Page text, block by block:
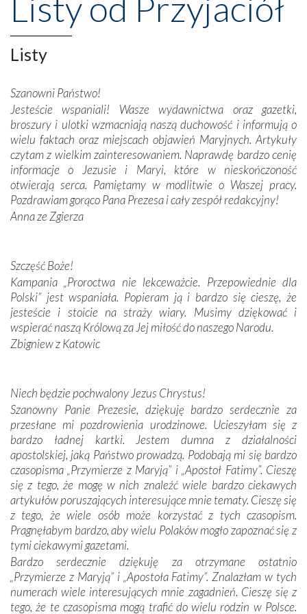
przeniosły nas do czasów, gdy świątynie bez wątpienia
wznoszono na chwałę Bożą, na przykład – w podzięce za
Opatrznościową pomoc w wygranej bitwie o
niepodległość kraju. Zachwyt budziła potężna, a zarazem
misterna architektura tych monumentalnych dzieł,
połączenie talentów z wytrwałością i pracowitością
budowniczych.
Podążyliśmy też śladami fatimskich wizjonerów – Łucji
dos Santos oraz świętych Hiacynty i Franciszka Marto.
Modliliśmy się przy ich grobach. Odprawiliśmy Drogę
Krzyżową w ich rodzinnych stronach, odwiedziliśmy
domy, w których żyli.
Darczyńców w ramach akcji „Twoje światło w Fatimie”.
Podczas tej kilkudniowej wyprawy na każdym kroku
spotykaliśmy się z serdeczną otwartością
Portugalczyków. Podziwialiśmy ich ludową sztukę i
zwyczaje. Mimo że nasze kraje są od siebie bardzo
oddalone, w żaden sposób nie czuliśmy się obco.
wspólnej wierze. Podczas wyjazdów do historycznych
miejsc, które znalazły się na trasie naszej pielgrzymki,
mieliśmy okazję przekonać się, że Maryja swoją opieką
otacza nie tylko nasz naród, lecz wszystkie nacje, które
się Jej ufnie oddają, a także każdą osobę, która zawierza
Jej siebie oraz swych bliskich.
Dzieje Portugalii to również historia wierności Bogu i
odstępstw, także w życiu władców. Trudne momenty w
wymiarze tak osobistym, jak i zbiorowym, przypominają o
konieczności ciągłego zabiegania o własną duszę i o łaskę
Opatrzności. Wierność przynosi pomyślność –
przynajmniej w życiu duchowym. Odstępstwo owocuje
nieszczęściem i śmiercią. Te uniwersalne prawdy
przychodziły na myśl, gdy słuchaliśmy opowieści
Listy
Szanowni Państwo!
Jesteście wspaniali! Wasze wydawnictwa oraz gazetki,
broszury i ulotki wzmacniają naszą duchowość i informują o
wielu faktach oraz miejscach objawień Maryjnych. Artykuły
czytam z wielkim zainteresowaniem. Naprawdę bardzo cenię
informacje o Jezusie i Maryi, które w nieskończoność
otwierają serca. Pamiętamy w modlitwie o Waszej pracy.
Pozdrawiam gorąco Pana Prezesa i cały zespół redakcyjny!
Anna ze Zgierza
Szczęść Boże!
Kampania „Proroctwa nie lekceważcie. Przepowiednie dla
Polski” jest wspaniała. Popieram ją i bardzo się cieszę, że
jesteście i stoicie na straży wiary. Musimy dziękować i
wspierać naszą Królową za Jej miłość do naszego Narodu.
Zbigniew z Katowic
Niech będzie pochwalony Jezus Chrystus!
Szanowny Panie Prezesie, dziękuję bardzo serdecznie za
przesłane mi pozdrowienia urodzinowe. Ucieszyłam się z
bardzo ładnej kartki. Jestem dumna z działalności
apostolskiej, jaką Państwo prowadzą. Podobają mi się bardzo
czasopisma „Przymierze z Maryją” i „Apostoł Fatimy”. Cieszę
się z tego, że mogę w nich znaleźć wiele bardzo ciekawych
artykułów poruszających interesujące mnie tematy. Cieszę się
z tego, że wiele osób może korzystać z tych czasopism.
Pragnęłabym bardzo, aby wielu Polaków mogło zapoznać się z
tymi ciekawymi gazetami.
Bardzo serdecznie dziękuję za otrzymane ostatnio
„Przymierze z Maryją” i „Apostoła Fatimy”. Znalazłam w tych
numerach wiele interesujących mnie zagadnień. Cieszę się z
tego, że te czasopisma mogą trafić do wielu rodzin w Polsce.